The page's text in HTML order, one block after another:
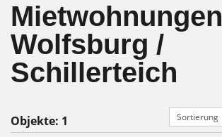
Mietwohnungen
Wolfsburg /
Schillerteich
Objekte: 1